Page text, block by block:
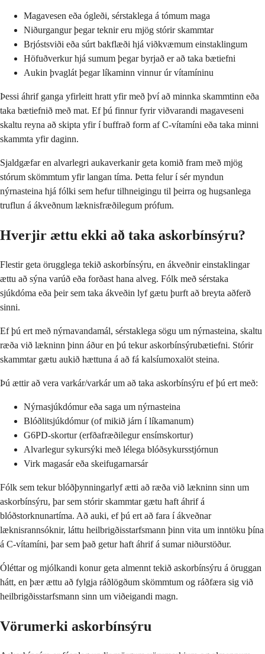
Magavesen eða ógleði, sérstaklega á tómum maga
Niðurgangur þegar teknir eru mjög stórir skammtar
Brjóstsviði eða súrt bakflæði hjá viðkvæmum einstaklingum
Höfuðverkur hjá sumum þegar byrjað er að taka bætiefni
Aukin þvaglát þegar líkaminn vinnur úr vítamíninu
Þessi áhrif ganga yfirleitt hratt yfir með því að minnka skammtinn eða
taka bætiefnið með mat. Ef þú finnur fyrir viðvarandi magaveseni
skaltu reyna að skipta yfir í buffrað form af C-vítamíni eða taka minni
skammta yfir daginn.
Sjaldgæfar en alvarlegri aukaverkanir geta komið fram með mjög
stórum skömmtum yfir langan tíma. Þetta felur í sér myndun
nýrnasteina hjá fólki sem hefur tilhneigingu til þeirra og hugsanlega
truflun á ákveðnum læknisfræðilegum prófum.
Hverjir ættu ekki að taka askorbínsýru?
Flestir geta örugglega tekið askorbínsýru, en ákveðnir einstaklingar
ættu að sýna varúð eða forðast hana alveg. Fólk með sérstaka
sjúkdóma eða þeir sem taka ákveðin lyf gætu þurft að breyta aðferð
sinni.
Ef þú ert með nýrnavandamál, sérstaklega sögu um nýrnasteina, skaltu
ræða við lækninn þinn áður en þú tekur askorbínsýrubætiefni. Stórir
skammtar gætu aukið hættuna á að fá kalsíumoxalöt steina.
Þú ættir að vera varkár/varkár um að taka askorbínsýru ef þú ert með:
Nýrnasjúkdómur eða saga um nýrnasteina
Blóðlitsjúkdómur (of mikið járn í líkamanum)
G6PD-skortur (erfðafræðilegur ensímskortur)
Alvarlegur sykursýki með lélega blóðsykursstjórnun
Virk magasár eða skeifugarnarsár
Fólk sem tekur blóðþynningarlyf ætti að ræða við lækninn sinn um
askorbínsýru, þar sem stórir skammtar gætu haft áhrif á
blóðstorknunartíma. Að auki, ef þú ert að fara í ákveðnar
læknisrannsóknir, láttu heilbrigðisstarfsmann þinn vita um inntöku þína
á C-vítamíni, þar sem það getur haft áhrif á sumar niðurstöður.
Óléttar og mjólkandi konur geta almennt tekið askorbínsýru á öruggan
hátt, en þær ættu að fylgja ráðlögðum skömmtum og ráðfæra sig við
heilbrigðisstarfsmann sinn um viðeigandi magn.
Vörumerki askorbínsýru